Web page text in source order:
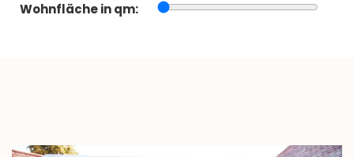
Wohnfläche in qm: